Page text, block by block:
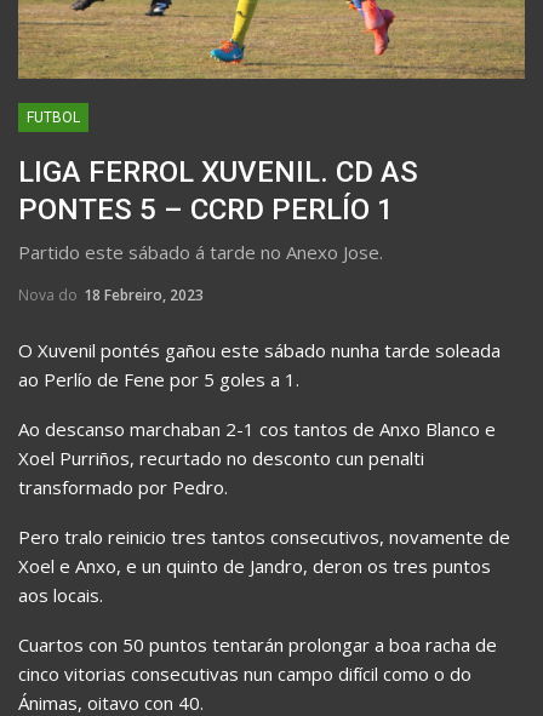
FUTBOL
LIGA FERROL XUVENIL. CD AS
PONTES 5 – CCRD PERLÍO 1
Partido este sábado á tarde no Anexo Jose.
Nova do 18 Febreiro, 2023
O Xuvenil pontés gañou este sábado nunha tarde soleada
ao Perlío de Fene por 5 goles a 1.
Ao descanso marchaban 2-1 cos tantos de Anxo Blanco e
Xoel Purriños, recurtado no desconto cun penalti
transformado por Pedro.
Pero tralo reinicio tres tantos consecutivos, novamente de
Xoel e Anxo, e un quinto de Jandro, deron os tres puntos
aos locais.
Cuartos con 50 puntos tentarán prolongar a boa racha de
cinco vitorias consecutivas nun campo difícil como o do
Ánimas, oitavo con 40.